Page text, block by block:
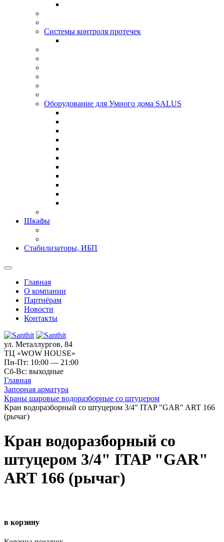
Системы контроля протeчек
Оборудование для Умного дома SALUS
Шкафы
Стабилизаторы, ИБП
Главная
О компании
Партнёрам
Новости
Контакты
ул. Металлургов, 84
ТЦ «WOW HOUSE»
Пн-Пт: 10:00 — 21:00
Сб-Вс: выходные
Главная
Запорная арматура
Краны шаровые водоразборные со штуцером
Кран водоразборный со штуцером 3/4" ITAP "GAR" ART 166
(рычаг)
Кран водоразборный со
штуцером 3/4" ITAP "GAR"
ART 166 (рычаг)
в корзину